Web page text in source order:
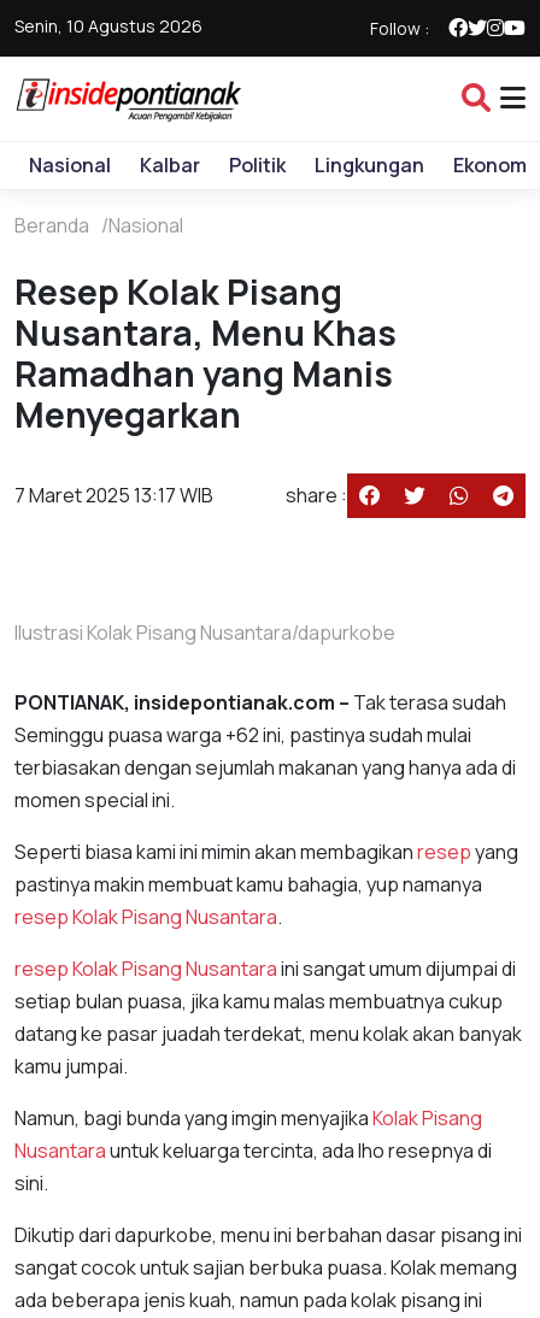
Senin, 10 Agustus 2026 Follow :
Nasional Kalbar Politik Lingkungan Ekonomi
Beranda Nasional
Resep Kolak Pisang
Nusantara, Menu Khas
Ramadhan yang Manis
Menyegarkan
7 Maret 2025 13:17 WIB share :
Ilustrasi Kolak Pisang Nusantara/dapurkobe
PONTIANAK, insidepontianak.com – Tak terasa sudah
Seminggu puasa warga +62 ini, pastinya sudah mulai
terbiasakan dengan sejumlah makanan yang hanya ada di
momen special ini.
Seperti biasa kami ini mimin akan membagikanresepyang
pastinya makin membuat kamu bahagia, yup namanya
resepKolak Pisang Nusantara.
resepKolak Pisang Nusantaraini sangat umum dijumpai di
setiap bulan puasa, jika kamu malas membuatnya cukup
datang ke pasar juadah terdekat, menu kolak akan banyak
kamu jumpai.
Namun, bagi bunda yang imgin menyajikaKolak Pisang
Nusantarauntuk keluarga tercinta, ada lho resepnya di
sini.
Dikutip dari dapurkobe, menu ini berbahan dasar pisang ini
sangat cocok untuk sajian berbuka puasa. Kolak memang
ada beberapa jenis kuah, namun pada kolak pisang ini